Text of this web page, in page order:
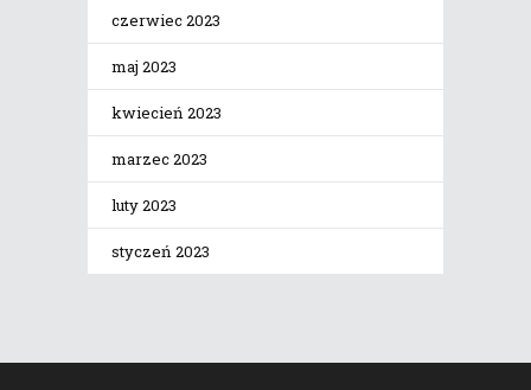
czerwiec 2023
maj 2023
kwiecień 2023
marzec 2023
luty 2023
styczeń 2023